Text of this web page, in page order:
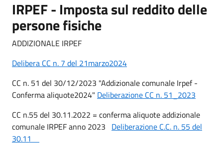
IRPEF - Imposta sul reddito delle
persone fisiche
ADDIZIONALE IRPEF
Delibera CC n. 7 del 21marzo2024
CC n. 51 del 30/12/2023 "Addizionale comunale Irpef -
Conferma aliquote2024" Deliberazione CC n. 51_2023
CC n.55 del 30.11.2022 = conferma aliquote addizionale
comunale IRPEF anno 2023 Deliberazione C.C. n. 55 del
30.11